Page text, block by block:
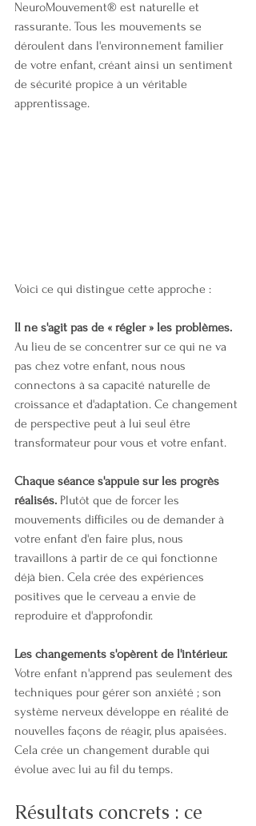
NeuroMouvement® est naturelle et
rassurante. Tous les mouvements se
déroulent dans l'environnement familier
de votre enfant, créant ainsi un sentiment
de sécurité propice à un véritable
apprentissage.
Voici ce qui distingue cette approche :
Il ne s'agit pas de « régler » les problèmes.
Au lieu de se concentrer sur ce qui ne va
pas chez votre enfant, nous nous
connectons à sa capacité naturelle de
croissance et d'adaptation. Ce changement
de perspective peut à lui seul être
transformateur pour vous et votre enfant.
Chaque séance s'appuie sur les progrès
réalisés. Plutôt que de forcer les
mouvements difficiles ou de demander à
votre enfant d'en faire plus, nous
travaillons à partir de ce qui fonctionne
déjà bien. Cela crée des expériences
positives que le cerveau a envie de
reproduire et d'approfondir.
Les changements s'opèrent de l'intérieur.
Votre enfant n'apprend pas seulement des
techniques pour gérer son anxiété ; son
système nerveux développe en réalité de
nouvelles façons de réagir, plus apaisées.
Cela crée un changement durable qui
évolue avec lui au fil du temps.
Résultats concrets : ce